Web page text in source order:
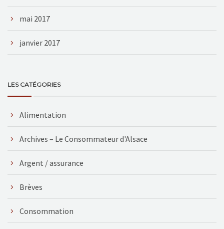
mai 2017
janvier 2017
LES CATÉGORIES
Alimentation
Archives – Le Consommateur d'Alsace
Argent / assurance
Brèves
Consommation